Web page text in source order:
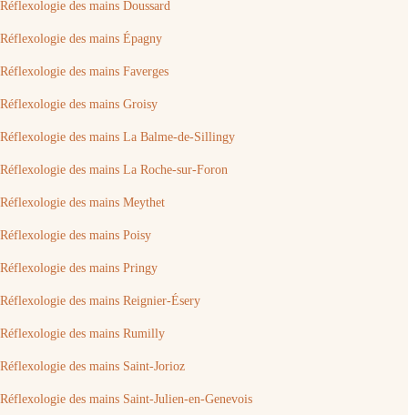
Réflexologie des mains Doussard
Réflexologie des mains Épagny
Réflexologie des mains Faverges
Réflexologie des mains Groisy
Réflexologie des mains La Balme-de-Sillingy
Réflexologie des mains La Roche-sur-Foron
Réflexologie des mains Meythet
Réflexologie des mains Poisy
Réflexologie des mains Pringy
Réflexologie des mains Reignier-Ésery
Réflexologie des mains Rumilly
Réflexologie des mains Saint-Jorioz
Réflexologie des mains Saint-Julien-en-Genevois